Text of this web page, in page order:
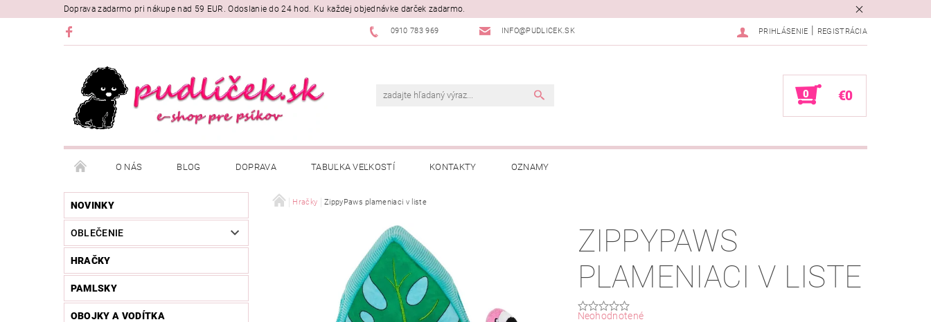
Doprava zadarmo pri nákupe nad 59 EUR. Odoslanie do 24 hod. Ku každej objednávke darček zadarmo.
0910 783 969 INFO@PUDLICEK.SK PRIHLÁSENIE REGISTRÁCIA
0 €0
O NÁS BLOG DOPRAVA TABUĽKA VEĽKOSTÍ KONTAKTY OZNAMY
NOVINKY
OBLEČENIE
HRAČKY
PAMLSKY
OBOJKY A VODÍTKA
Hračky ZippyPaws plameniaci v liste
ZIPPYPAWS
PLAMENIACI V LISTE
Neohodnotené